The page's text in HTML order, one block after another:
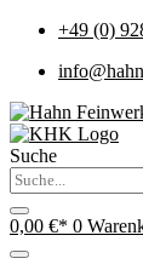
+49 (0)
Suche
0,00 € 0